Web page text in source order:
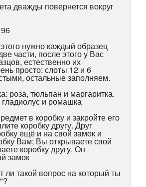
дважды повернется вокруг
нужно каждый образец
части, после этого у Вас
естественно их
просто: слоты 12 и 6
остальные заполняем.
роза, тюльпан и маргаритка.
гладиолус и ромашка
в коробку и закройте его
коробку другу. Друг
ещё и на свой замок и
Вам; Вы открываете свой
коробку другу. Он
замок
ли такой вопрос на который ты